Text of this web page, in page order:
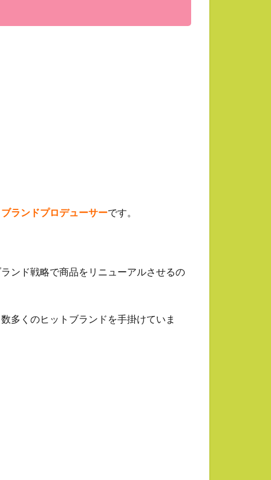
ブランドプロデューサーです。
ンド戦略で商品をリニューアルさせるの
多くのヒットブランドを手掛けていま